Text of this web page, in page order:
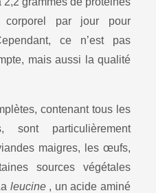
par jour pour
ce n’est pas
mais aussi la qualité
contenant tous les
sont particulièrement
maigres, les œufs,
sources végétales
leucine , un acide aminé